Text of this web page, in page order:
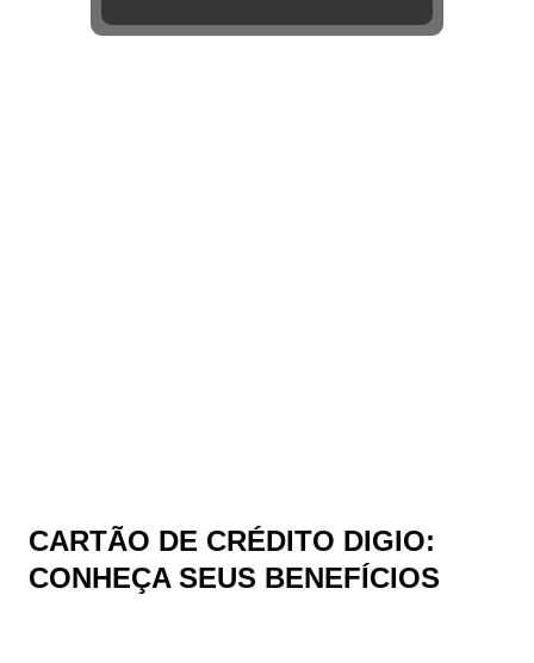
CARTÃO DE CRÉDITO DIGIO:
CONHEÇA SEUS BENEFÍCIOS